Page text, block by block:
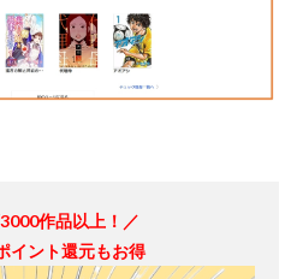
作品以上！／
イント還元もお得